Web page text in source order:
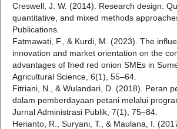
Creswell, J. W. (2014). Research design:
quantitative, and mixed methods
Publications.
Fatmawati, F., & Kurdi, M. (2023). The
innovation and market orientation on the
advantages of fried red onion SMEs in
Agricultural Science, 6(1), 55–64.
Fitriani, N., & Wulandari, D. (2018). Peran
dalam pemberdayaan petani melalui
Jurnal Administrasi Publik, 7(1), 75–84.
Herianto, R., Suryani, T., & Maulana, I.